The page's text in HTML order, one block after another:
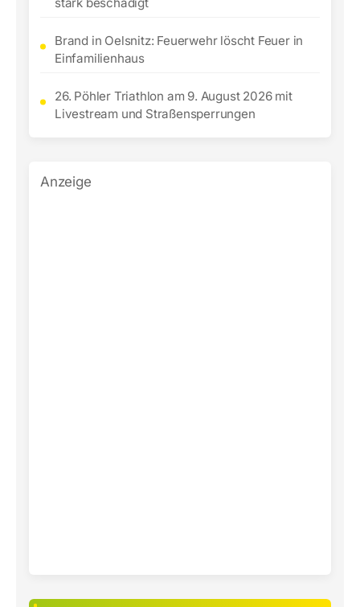
Brand in Oelsnitz: Feuerwehr löscht Feuer in
Einfamilienhaus
26. Pöhler Triathlon am 9. August 2026 mit
Livestream und Straßensperrungen
Anzeige